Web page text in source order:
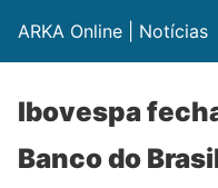
ARKA Online | Notícias
Ibovespa
Banco do